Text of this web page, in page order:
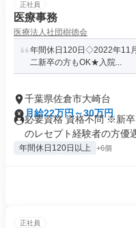
正社員
医療事務
医療法人社団樹徳会
年間休日120日◇2022年11
二新卒の方もOK★入院...
千葉県佐倉市大崎台
月給22万円～30万円
必要資格 資格不問 ※新
のレセプト経験者の方優
年間休日120日以上 +6個
正社員